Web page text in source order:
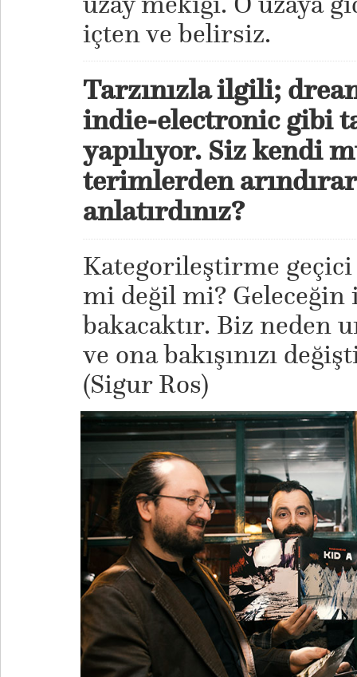
içten ve belirsiz.
Tarzınızla ilgili;
indie-electronic gibi
yapılıyor. Siz kendi
terimlerden
anlatırdınız?
Kategorileştirme
mi değil mi? Geleceğin
bakacaktır. Biz neden
ve ona bakışınızı
(Sigur Ros)